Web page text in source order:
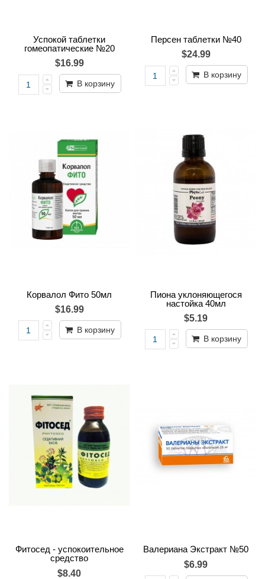
Успокой таблетки
гомеопатические №20
$16.99
В корзину
Персен таблетки №40
$24.99
В корзину
Корвалол Фито 50мл
$16.99
В корзину
Пиона уклоняющегося
настойка 40мл
$5.19
В корзину
Фитосед - успокоительное
средство
$8.40
Валериана Экстракт №50
$6.99